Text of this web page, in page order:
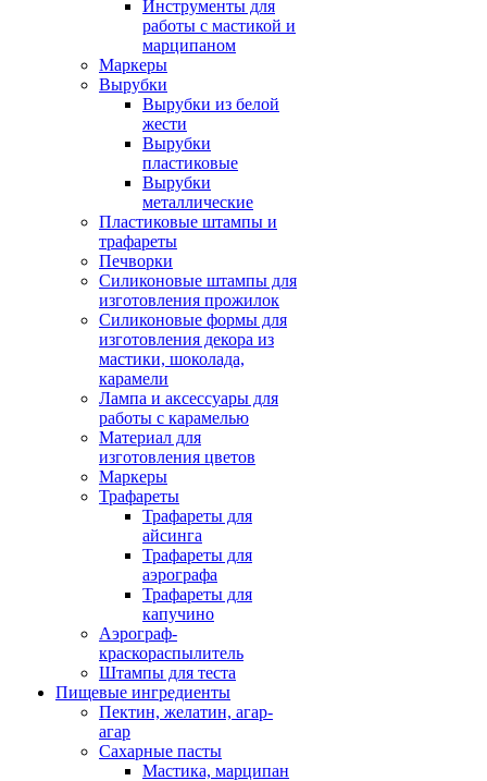
Инструменты для
работы с мастикой и
марципаном
Маркеры
Вырубки
Вырубки из белой
жести
Вырубки
пластиковые
Вырубки
металлические
Пластиковые штампы и
трафареты
Печворки
Силиконовые штампы для
изготовления прожилок
Силиконовые формы для
изготовления декора из
мастики, шоколада,
карамели
Лампа и аксессуары для
работы с карамелью
Материал для
изготовления цветов
Маркеры
Трафареты
Трафареты для
айсинга
Трафареты для
аэрографа
Трафареты для
капучино
Аэрограф-
краскораспылитель
Штампы для теста
Пищевые ингредиенты
Пектин, желатин, агар-
агар
Сахарные пасты
Мастика, марципан